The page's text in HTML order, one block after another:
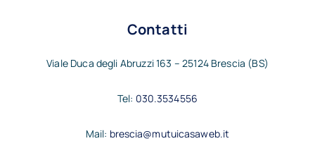
Contatti
Viale Duca degli Abruzzi 163 – 25124 Brescia (BS)
Tel: 030.3534556
Mail: brescia@mutuicasaweb.it